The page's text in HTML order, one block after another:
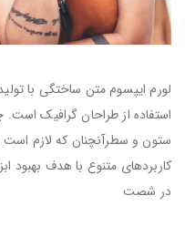
لورم ایپسوم متن ساختگی با
استفاده از طراحان گرافیک است.
ستون و سطرآنچنان که لازم است
کاربردهای متنوع با هدف بهبود
در شصت